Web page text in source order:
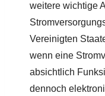
weitere wichtige
Vereinigten
wenn eine
absichtlich
dennoch